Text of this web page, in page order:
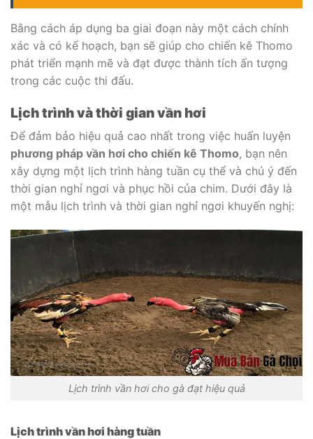
Bằng cách áp dụng ba giai đoạn này một cách chính
xác và có kế hoạch, bạn sẽ giúp cho chiến kê Thomo
phát triển mạnh mẽ và đạt được thành tích ấn tượng
trong các cuộc thi đấu.
Lịch trình và thời gian vần hơi
Để đảm bảo hiệu quả cao nhất trong việc huấn luyện
phương pháp vần hơi cho chiến kê Thomo, bạn nên
xây dựng một lịch trình hàng tuần cụ thể và chú ý đến
thời gian nghỉ ngơi và phục hồi của chim. Dưới đây là
một mẫu lịch trình và thời gian nghỉ ngơi khuyến nghị:
Lịch trình vần hơi cho gà đạt hiệu quả
Lịch trình vần hơi hàng tuần